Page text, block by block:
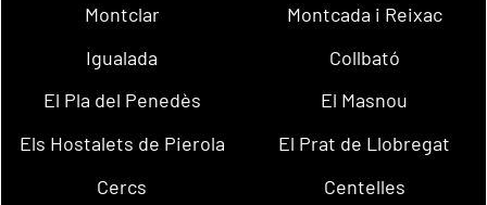
Montclar
Montcada i Reixac
Igualada
Collbató
El Pla del Penedès
El Masnou
Els Hostalets de Pierola
El Prat de Llobregat
Cercs
Centelles